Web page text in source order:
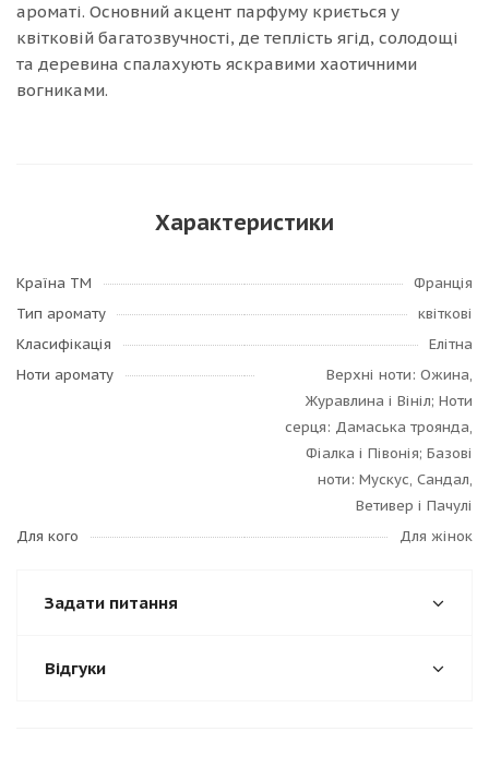
ароматі. Основний акцент парфуму криється у
квітковій багатозвучності, де теплість ягід, солодощі
та деревина спалахують яскравими хаотичними
вогниками.
Характеристики
Країна ТМ
Франція
Тип аромату
квіткові
Класифікація
Елітна
Ноти аромату
Верхні ноти: Ожина,
Журавлина і Вініл; Ноти
серця: Дамаська троянда,
Фіалка і Півонія; Базові
ноти: Мускус, Сандал,
Ветивер і Пачулі
Для кого
Для жінок
Задати питання
Відгуки